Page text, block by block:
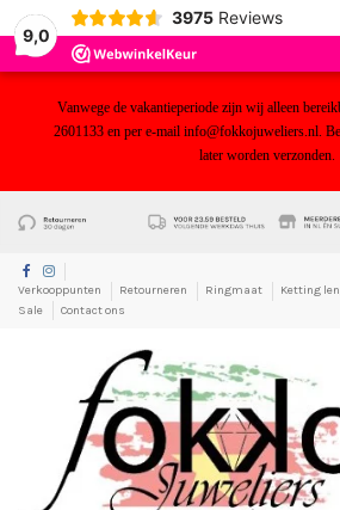
9,0
3975 Reviews
Vanwege de vakantieperiode zijn wij alleen
2601133 en per e-mail info@fokkojuweliers.nl.
later worden verzonden.
Verkooppunten Retourneren Ringmaat Ketting
Sale
Contact ons